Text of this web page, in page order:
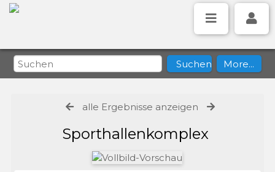
alle Ergebnisse anzeigen
Sporthallenkomplex